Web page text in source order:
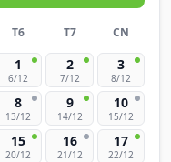
T6 T7 CN
1
6/12
2
7/12
3
8/12
8
13/12
9
14/12
10
15/12
15
20/12
16
21/12
17
22/12